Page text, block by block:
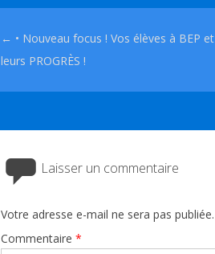
Navigation des articles
← • Nouveau focus ! Vos élèves à BEP et
leurs PROGRÈS !
Laisser un commentaire
Votre adresse e-mail ne sera pas publiée.
Commentaire *